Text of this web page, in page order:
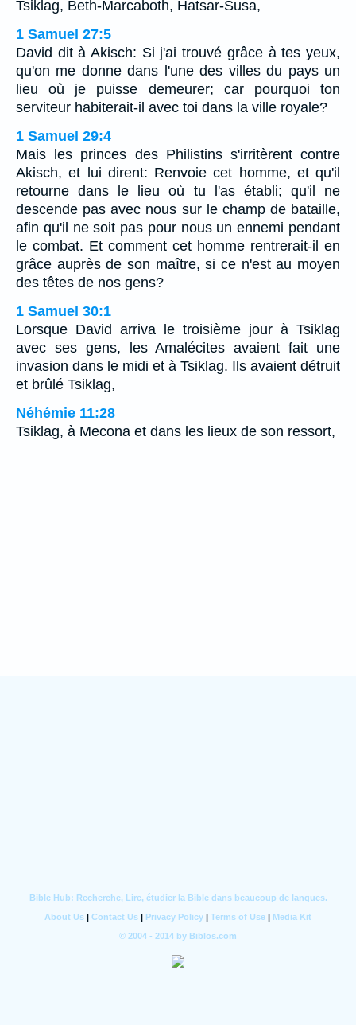
Tsiklag, Beth-Marcaboth, Hatsar-Susa,
1 Samuel 27:5
David dit à Akisch: Si j'ai trouvé grâce à tes yeux,
qu'on me donne dans l'une des villes du pays un
lieu où je puisse demeurer; car pourquoi ton
serviteur habiterait-il avec toi dans la ville royale?
1 Samuel 29:4
Mais les princes des Philistins s'irritèrent contre
Akisch, et lui dirent: Renvoie cet homme, et qu'il
retourne dans le lieu où tu l'as établi; qu'il ne
descende pas avec nous sur le champ de bataille,
afin qu'il ne soit pas pour nous un ennemi pendant
le combat. Et comment cet homme rentrerait-il en
grâce auprès de son maître, si ce n'est au moyen
des têtes de nos gens?
1 Samuel 30:1
Lorsque David arriva le troisième jour à Tsiklag
avec ses gens, les Amalécites avaient fait une
invasion dans le midi et à Tsiklag. Ils avaient détruit
et brûlé Tsiklag,
Néhémie 11:28
Tsiklag, à Mecona et dans les lieux de son ressort,